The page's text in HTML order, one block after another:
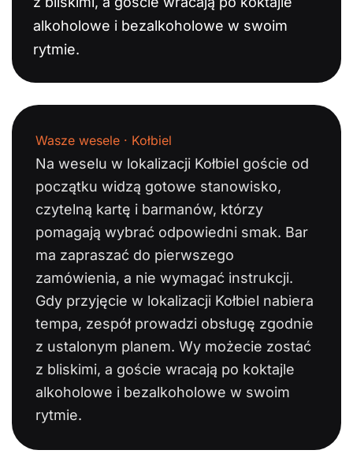
alkoholowe i bezalkoholowe w swoim
rytmie.
Wasze wesele · Kołbiel
Na weselu w lokalizacji Kołbiel goście od
początku widzą gotowe stanowisko,
czytelną kartę i barmanów, którzy
pomagają wybrać odpowiedni smak. Bar
ma zapraszać do pierwszego
zamówienia, a nie wymagać instrukcji.
Gdy przyjęcie w lokalizacji Kołbiel nabiera
tempa, zespół prowadzi obsługę zgodnie
z ustalonym planem. Wy możecie zostać
z bliskimi, a goście wracają po koktajle
alkoholowe i bezalkoholowe w swoim
rytmie.